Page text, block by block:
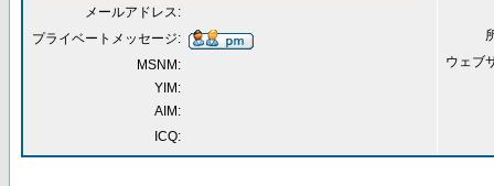
ウェブ
メールアドレス:
プライベートメッセージ:
MSNM:
YIM:
AIM:
ICQ: